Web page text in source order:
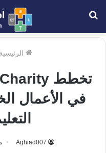
الرئيسية
في الأعمال
Aghiad007